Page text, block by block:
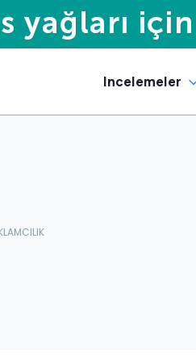
Incelemeler